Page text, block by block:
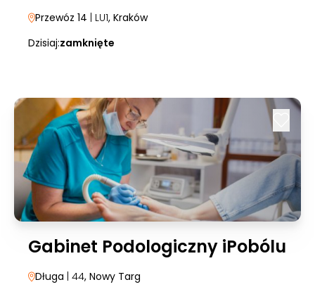
Przewóz 14 | LU1, Kraków
Dzisiaj:zamknięte
Gabinet Podologiczny iPobólu
Długa | 44, Nowy Targ